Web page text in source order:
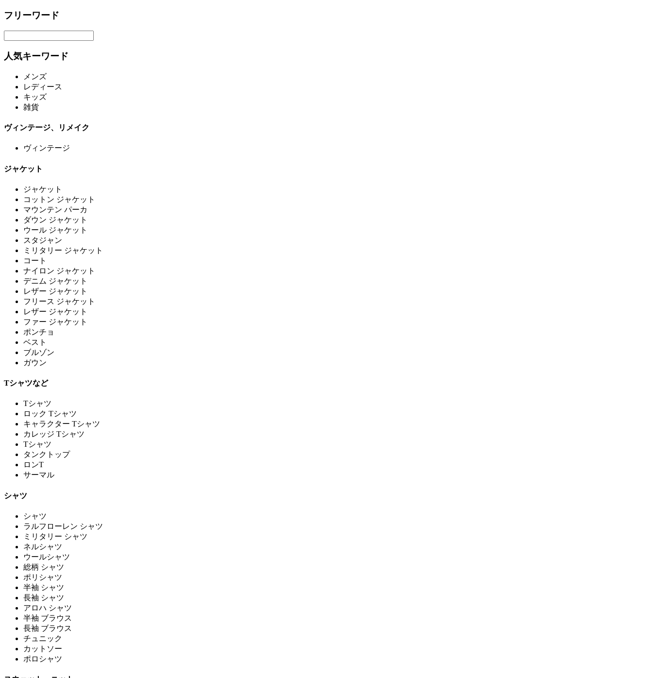
フリーワード
人気キーワード
メンズ
レディース
キッズ
雑貨
ヴィンテージ、リメイク
ヴィンテージ
ジャケット
ジャケット
コットン ジャケット
マウンテン パーカ
ダウン ジャケット
ウール ジャケット
スタジャン
ミリタリー ジャケット
コート
ナイロン ジャケット
デニム ジャケット
レザー ジャケット
フリース ジャケット
レザー ジャケット
ファー ジャケット
ポンチョ
ベスト
ブルゾン
ガウン
Tシャツなど
Tシャツ
ロック Tシャツ
キャラクター Tシャツ
カレッジ Tシャツ
Tシャツ
タンクトップ
ロンT
サーマル
シャツ
シャツ
ラルフローレン シャツ
ミリタリー シャツ
ネルシャツ
ウールシャツ
総柄 シャツ
ポリシャツ
半袖 シャツ
長袖 シャツ
アロハ シャツ
半袖 ブラウス
長袖 ブラウス
チュニック
カットソー
ポロシャツ